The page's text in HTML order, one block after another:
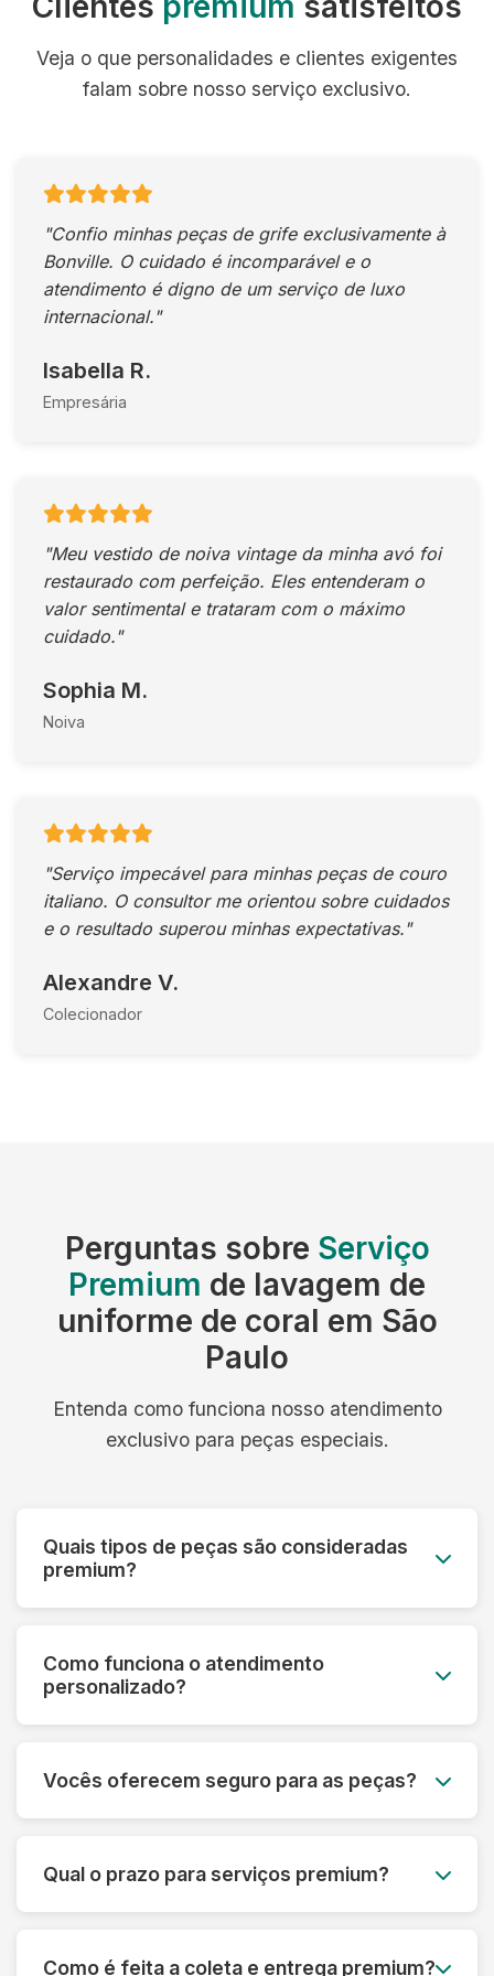
Veja o que personalidades e clientes exigentes
falam sobre nosso serviço exclusivo.
"Confio minhas peças de grife exclusivamente à
Bonville. O cuidado é incomparável e o
atendimento é digno de um serviço de luxo
internacional."
Isabella R.
Empresária
"Meu vestido de noiva vintage da minha avó foi
restaurado com perfeição. Eles entenderam o
valor sentimental e trataram com o máximo
cuidado."
Sophia M.
Noiva
"Serviço impecável para minhas peças de couro
italiano. O consultor me orientou sobre cuidados
e o resultado superou minhas expectativas."
Alexandre V.
Colecionador
Perguntas sobre Serviço
Premium de lavagem de
uniforme de coral em São
Paulo
Entenda como funciona nosso atendimento
exclusivo para peças especiais.
Quais tipos de peças são consideradas
premium?
vintage, uniformes especiais e qualquer peça de
alto valor monetário ou sentimental.
Como funciona o atendimento
personalizado?
desde a avaliação inicial até a entrega,
oferecendo orientações personalizadas.
Vocês oferecem seguro para as peças?
danos ou perdas, com cobertura de até R$
50.000 por peça.
Qual o prazo para serviços premium?
Como é feita a coleta e entrega premium?